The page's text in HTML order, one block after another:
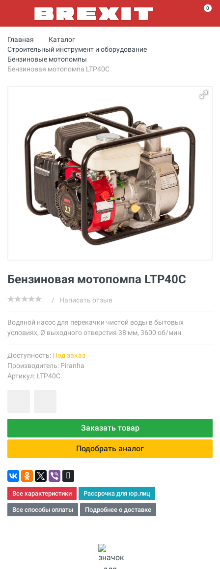
0
Главная
Каталог
Строительный инструмент и оборудование
Бензиновые мотопомпы
Бензиновая мотопомпа LTP40C
Бензиновая мотопомпа LTP40C
/ Написать отзыв
Водяной насос для перекачки чистой воды в бытовых
условиях, Ø выходного отверстия 38 мм, 3600 об/мин
Доступность: Под заказ
Производитель: Piranha
Артикул: LTP40C
Заказать товар
Подобрать аналог
Все характеристики Рассрочка для юр.лиц
Все способы оплаты Подробнее о доставке